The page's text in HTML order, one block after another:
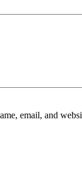
email, and